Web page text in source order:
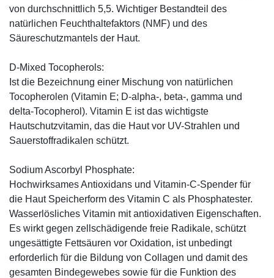
von durchschnittlich 5,5. Wichtiger Bestandteil des
natürlichen Feuchthaltefaktors (NMF) und des
Säureschutzmantels der Haut.
D-Mixed Tocopherols:
Ist die Bezeichnung einer Mischung von natürlichen
Tocopherolen (Vitamin E; D-alpha-, beta-, gamma und
delta-Tocopherol). Vitamin E ist das wichtigste
Hautschutzvitamin, das die Haut vor UV-Strahlen und
Sauerstoffradikalen schützt.
Sodium Ascorbyl Phosphate:
Hochwirksames Antioxidans und Vitamin-C-Spender für
die Haut Speicherform des Vitamin C als Phosphatester.
Wasserlösliches Vitamin mit antioxidativen Eigenschaften.
Es wirkt gegen zellschädigende freie Radikale, schützt
ungesättigte Fettsäuren vor Oxidation, ist unbedingt
erforderlich für die Bildung von Collagen und damit des
gesamten Bindegewebes sowie für die Funktion des